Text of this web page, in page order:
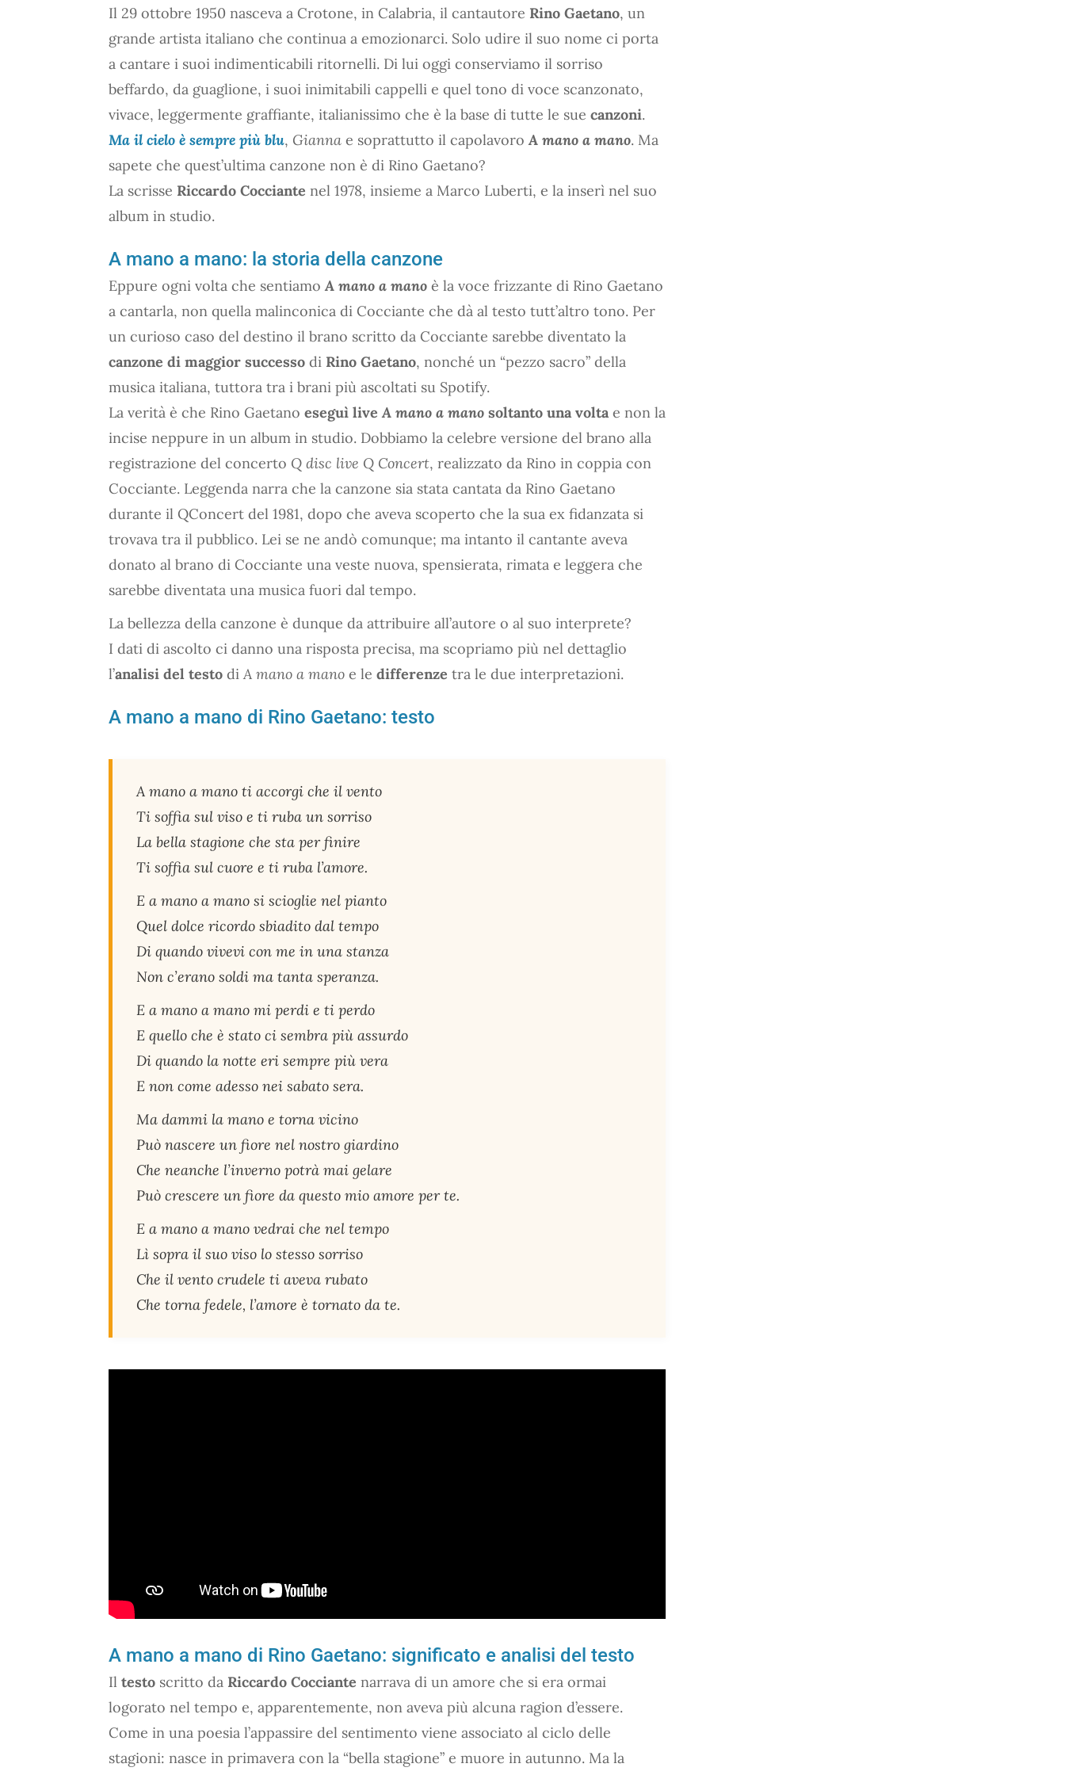
Il 29 ottobre 1950 nasceva a Crotone, in Calabria, il cantautore Rino Gaetano, un
grande artista italiano che continua a emozionarci. Solo udire il suo nome ci porta
a cantare i suoi indimenticabili ritornelli. Di lui oggi conserviamo il sorriso
beffardo, da guaglione, i suoi inimitabili cappelli e quel tono di voce scanzonato,
vivace, leggermente graffiante, italianissimo che è la base di tutte le sue canzoni.
Ma il cielo è sempre più blu, Gianna e soprattutto il capolavoroA mano a mano. Ma
sapete che quest’ultima canzone non è di Rino Gaetano?
La scrisse Riccardo Cocciante nel 1978, insieme a Marco Luberti, e la inserì nel suo
album in studio.
A mano a mano: la storia della canzone
Eppure ogni volta che sentiamoA mano a mano è la voce frizzante di Rino Gaetano
a cantarla, non quella malinconica di Cocciante che dà al testo tutt’altro tono. Per
un curioso caso del destino il brano scritto da Cocciante sarebbe diventato la
canzone di maggior successo di Rino Gaetano, nonché un “pezzo sacro” della
musica italiana, tuttora tra i brani più ascoltati su Spotify.
La verità è che Rino Gaetano eseguì liveA mano a mano soltanto una volta e non la
incise neppure in un album in studio. Dobbiamo la celebre versione del brano alla
registrazione del concerto Q disc live Q Concert, realizzato da Rino in coppia con
Cocciante. Leggenda narra che la canzone sia stata cantata da Rino Gaetano
durante il QConcert del 1981, dopo che aveva scoperto che la sua ex fidanzata si
trovava tra il pubblico. Lei se ne andò comunque; ma intanto il cantante aveva
donato al brano di Cocciante una veste nuova, spensierata, rimata e leggera che
sarebbe diventata una musica fuori dal tempo.
La bellezza della canzone è dunque da attribuire all’autore o al suo interprete?
I dati di ascolto ci danno una risposta precisa, ma scopriamo più nel dettaglio
l’analisi del testo di A mano a mano e le differenze tra le due interpretazioni.
A mano a mano di Rino Gaetano: testo
A mano a mano ti accorgi che il vento
Ti soffia sul viso e ti ruba un sorriso
La bella stagione che sta per finire
Ti soffia sul cuore e ti ruba l’amore.
E a mano a mano si scioglie nel pianto
Quel dolce ricordo sbiadito dal tempo
Di quando vivevi con me in una stanza
Non c’erano soldi ma tanta speranza.
E a mano a mano mi perdi e ti perdo
E quello che è stato ci sembra più assurdo
Di quando la notte eri sempre più vera
E non come adesso nei sabato sera.
Ma dammi la mano e torna vicino
Può nascere un fiore nel nostro giardino
Che neanche l’inverno potrà mai gelare
Può crescere un fiore da questo mio amore per te.
E a mano a mano vedrai che nel tempo
Lì sopra il suo viso lo stesso sorriso
Che il vento crudele ti aveva rubato
Che torna fedele, l’amore è tornato da te.
A mano a mano di Rino Gaetano: significato e analisi del testo
Il testo scritto da Riccardo Cocciante narrava di un amore che si era ormai
logorato nel tempo e, apparentemente, non aveva più alcuna ragion d’essere.
Come in una poesia l’appassire del sentimento viene associato al ciclo delle
stagioni: nasce in primavera con la “bella stagione” e muore in autunno. Ma la